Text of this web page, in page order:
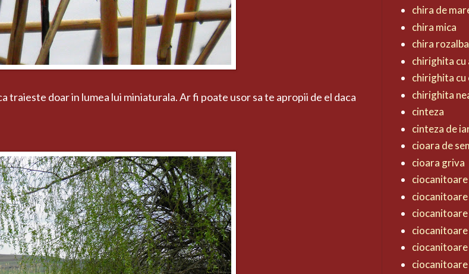
doar in lumea lui miniaturala. Ar fi poate usor sa te apropii de el daca
chira de
chira mica
chira rozalba
chirighita cu
chirighita cu
chirighita
cinteza
cinteza de
cioara de
cioara griva
ciocanitoare